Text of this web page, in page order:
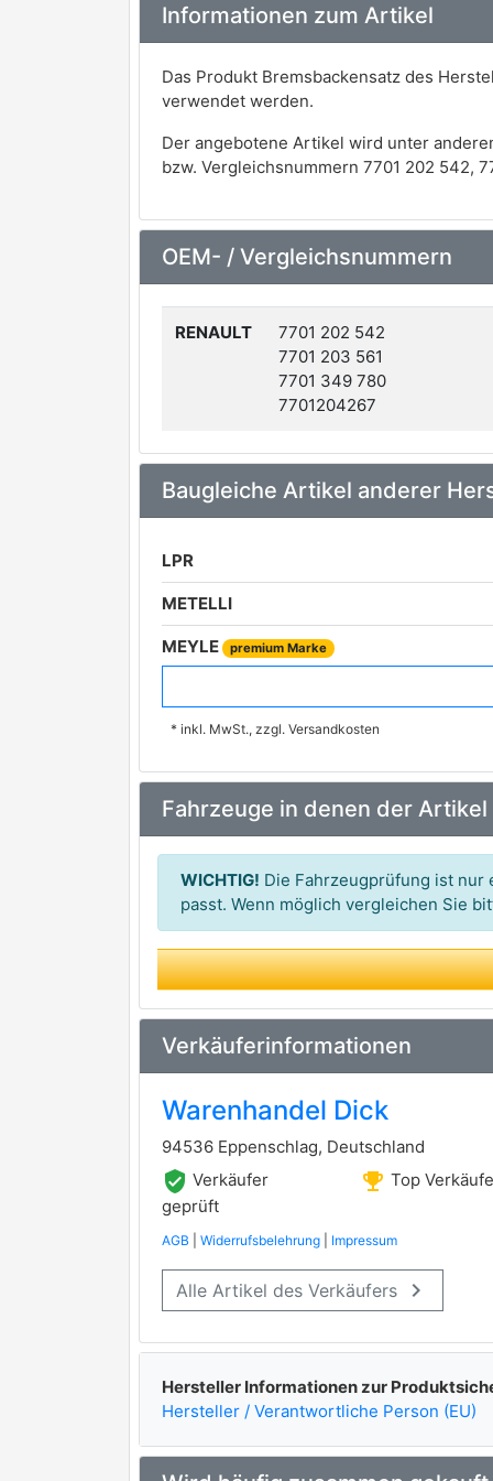
Informationen zum Artikel
Das Produkt Bremsbackensatz des
verwendet werden.
Der angebotene Artikel wird unter
bzw. Vergleichsnummern 7701 202 542,
OEM- / Vergleichsnummern
RENAULT 7701 202 542
7701 203 561
7701 349 780
7701204267
Baugleiche Artikel anderer
LPR
METELLI
MEYLE premium Marke
FTE
NK
MAPCO
TRISCAN
ATE
FEBI BILSTEIN premium Marke
OPTIMAL
FERODO premium Marke
1-GNC
AD
BARUM
BENDIX
BORG & BECK
BREMBO
BREMS.-U.KUPPL.TEILE
BREMSI
* inkl. MwSt., zzgl. Versandkosten
Fahrzeuge in denen der
WICHTIG! Die Fahrzeugprüfung ist nur
passt. Wenn möglich vergleichen Sie
Verkäuferinformationen
Warenhandel Dick
94536 Eppenschlag, Deutschland
verified_user Verkäufer
geprüft
emoji_events Top
AGB Widerrufsbelehrung Impressum
Alle Artikel des Verkäufers keyboard_arrow_right
Hersteller Informationen zur
Hersteller / Verantwortliche Person (EU)